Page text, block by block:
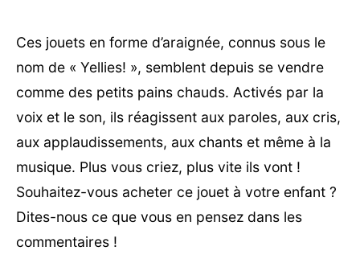
Ces jouets en forme d’araignée, connus sous le
nom de « Yellies! », semblent depuis se vendre
comme des petits pains chauds. Activés par la
voix et le son, ils réagissent aux paroles, aux cris,
aux applaudissements, aux chants et même à la
musique. Plus vous criez, plus vite ils vont !
Souhaitez-vous acheter ce jouet à votre enfant ?
Dites-nous ce que vous en pensez dans les
commentaires !